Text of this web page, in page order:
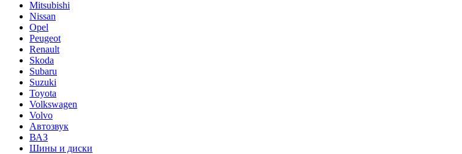
Mitsubishi
Nissan
Opel
Peugeot
Renault
Skoda
Subaru
Suzuki
Toyota
Volkswagen
Volvo
Автозвук
ВАЗ
Шины и диски